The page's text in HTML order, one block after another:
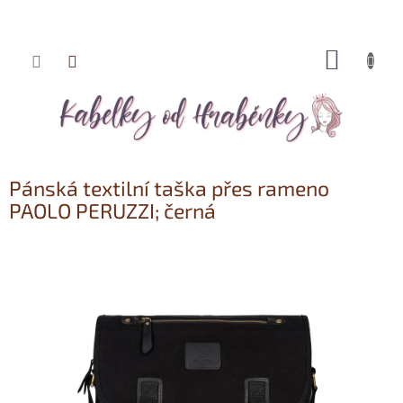
Přejít
Pánská textilní taška přes rameno
PAOLO PERUZZI; černá